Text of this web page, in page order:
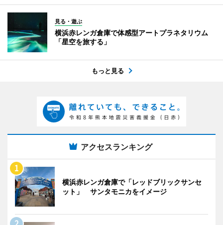
見る・遊ぶ
横浜赤レンガ倉庫で体感型アートプラネタリウム
「星空を旅する」
もっと見る
アクセスランキング
横浜赤レンガ倉庫で「レッドブリックサンセ
ット」 サンタモニカをイメージ